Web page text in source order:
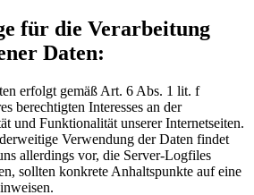
für die Verarbeitung
Daten:
erfolgt gemäß Art. 6 Abs. 1 lit. f
berechtigten Interesses an der
und Funktionalität unserer Internetseiten.
Verwendung der Daten findet
allerdings vor, die Server-Logfiles
sollten konkrete Anhaltspunkte auf eine